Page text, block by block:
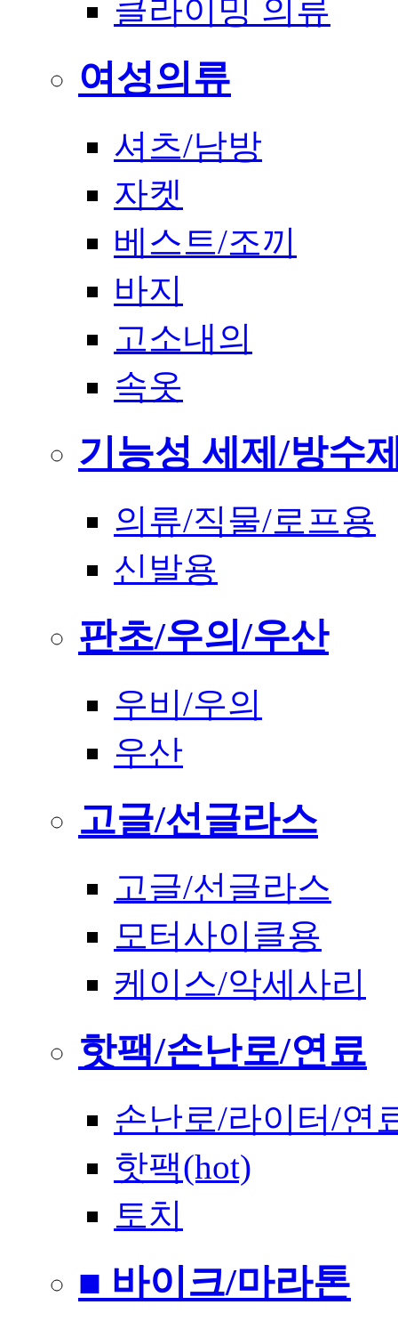
클라이밍 의류
여성의류
셔츠/남방
자켓
베스트/조끼
바지
고소내의
속옷
기능성 세제/방수
의류/직물/로프용
신발용
판초/우의/우산
우비/우의
우산
고글/선글라스
고글/선글라스
모터사이클용
케이스/악세사리
핫팩/손난로/연료
손난로/라이터/연
핫팩(hot)
토치
■ 바이크/마라톤